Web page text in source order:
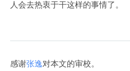
人会去热衷于干这样的事情了。
感谢张逸对本文的审校。